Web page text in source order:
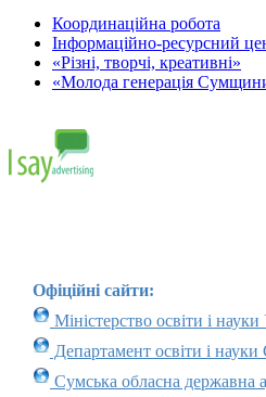
Координаційна робота
Інформаційно-ресурсний
«Різні, творчі, креативні»
«Молода генерація
Офіційні сайти:
Міністерство освіти і науки
Департамент освіти і науки
Сумська обласна державна